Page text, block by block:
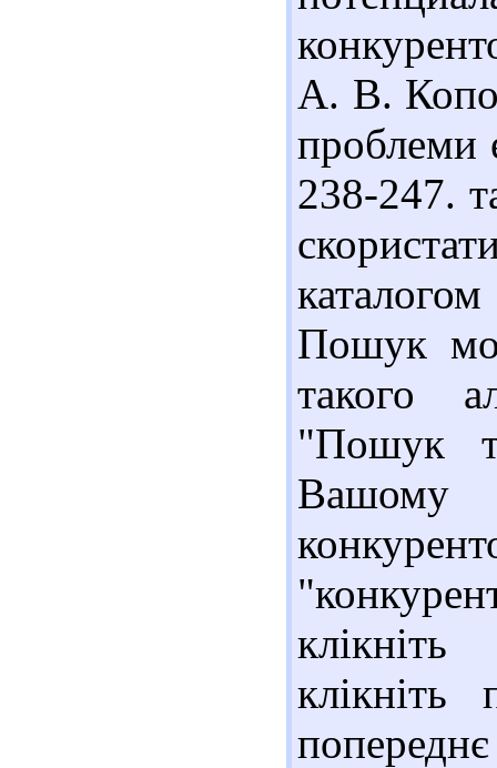
А. В.
238-247.
Пошук
такого
"Пошук
Вашому